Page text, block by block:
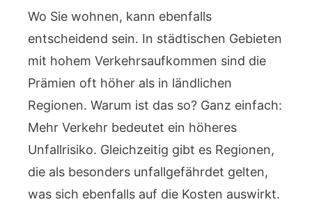
Wo Sie wohnen, kann ebenfalls
entscheidend sein. In städtischen Gebieten
mit hohem Verkehrsaufkommen sind die
Prämien oft höher als in ländlichen
Regionen. Warum ist das so? Ganz einfach:
Mehr Verkehr bedeutet ein höheres
Unfallrisiko. Gleichzeitig gibt es Regionen,
die als besonders unfallgefährdet gelten,
was sich ebenfalls auf die Kosten auswirkt.